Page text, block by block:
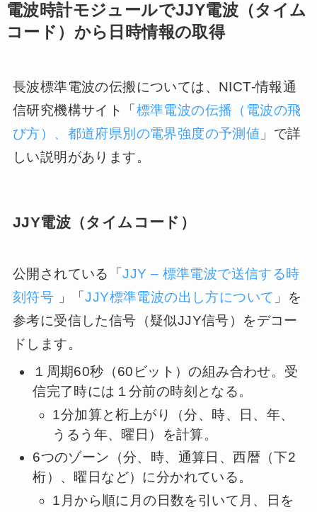
電波時計モジュールでJJY電波（タイム
コード）から日時情報の取得
長波標準電波の伝搬については、NICT-情報通
信研究機構サイト「 標準電波の伝播（電波の飛
び方）、都道府県別の電界強度の予測値 」で詳
しい説明があります。
JJY電波（タイムコード）
公開されている「JJY – 標準電波で送信する時
刻符号
」「JJY標準電波の出し方について 」を
参考に受信した信号（疑似JJY信号）をデコー
ドします。
１周期60秒（60ビット）の組み合わせ。受
信完了時には１分前の時刻となる。
1分加算と桁上がり（分、時、日、年、
うるう年、曜日）を計算。
6つのゾーン（分、時、通算日、西暦（下2
桁）、曜日など）に分かれている。
1月から順に月の日数を引いて月、日を